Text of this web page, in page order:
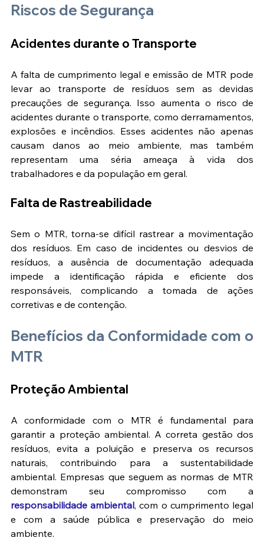
Riscos de Segurança
Acidentes durante o Transporte
A falta de cumprimento legal e emissão de MTR pode
levar ao transporte de resíduos sem as devidas
precauções de segurança. Isso aumenta o risco de
acidentes durante o transporte, como derramamentos,
explosões e incêndios. Esses acidentes não apenas
causam danos ao meio ambiente, mas também
representam uma séria ameaça à vida dos
trabalhadores e da população em geral​​.
Falta de Rastreabilidade
Sem o MTR, torna-se difícil rastrear a movimentação
dos resíduos. Em caso de incidentes ou desvios de
resíduos, a ausência de documentação adequada
impede a identificação rápida e eficiente dos
responsáveis, complicando a tomada de ações
corretivas e de contenção​​.
Benefícios da Conformidade com o
MTR
Proteção Ambiental
A conformidade com o MTR é fundamental para
garantir a proteção ambiental. A correta gestão dos
resíduos, evita a poluição e preserva os recursos
naturais, contribuindo para a sustentabilidade
ambiental. Empresas que seguem as normas de MTR
responsabilidade ambiental, com o cumprimento legal
e com a saúde pública​ e preservação do meio
ambiente.